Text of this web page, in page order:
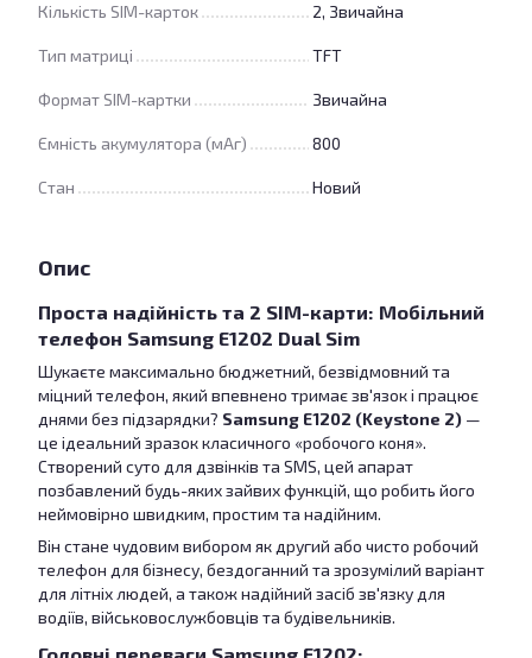
Кількість SIM-карток 2, Звичайна
Тип матриці TFT
Формат SIM-картки Звичайна
Ємність акумулятора (мАг) 800
Стан Новий
Опис
Проста надійність та 2 SIM-карти: Мобільний
телефон Samsung E1202 Dual Sim
Шукаєте максимально бюджетний, безвідмовний та
міцний телефон, який впевнено тримає зв'язок і працює
днями без підзарядки? Samsung E1202 (Keystone 2) —
це ідеальний зразок класичного «робочого коня».
Створений суто для дзвінків та SMS, цей апарат
позбавлений будь-яких зайвих функцій, що робить його
неймовірно швидким, простим та надійним.
Він стане чудовим вибором як другий або чисто робочий
телефон для бізнесу, бездоганний та зрозумілий варіант
для літніх людей, а також надійний засіб зв'язку для
водіїв, військовослужбовців та будівельників.